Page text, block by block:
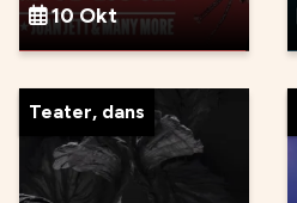
10 Okt
Teater, dans